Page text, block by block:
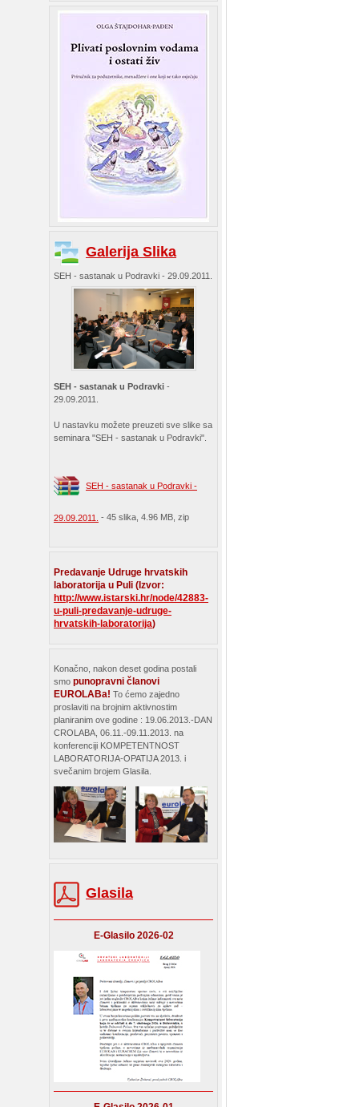
Galerija Slika
SEH - sastanak u Podravki - 29.09.2011.
SEH - sastanak u Podravki -
29.09.2011.
U nastavku možete preuzeti sve slike sa
seminara "SEH - sastanak u Podravki".
SEH - sastanak u Podravki -
29.09.2011. - 45 slika, 4.96 MB, zip
Predavanje Udruge hrvatskih
laboratorija u Puli (Izvor:
http://www.istarski.hr/node/42883-
u-puli-predavanje-udruge-
hrvatskih-laboratorija)
Konačno, nakon deset godina postali
smo punopravni članovi
EUROLABa! To ćemo zajedno
proslaviti na brojnim aktivnostim
planiranim ove godine : 19.06.2013.-DAN
CROLABA, 06.11.-09.11.2013. na
konferenciji KOMPETENTNOST
LABORATORIJA-OPATIJA 2013. i
svečanim brojem Glasila.
Glasila
E-Glasilo 2026-02